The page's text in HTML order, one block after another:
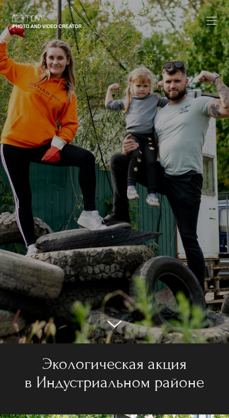
Экологическая акция
в Индустриальном районе